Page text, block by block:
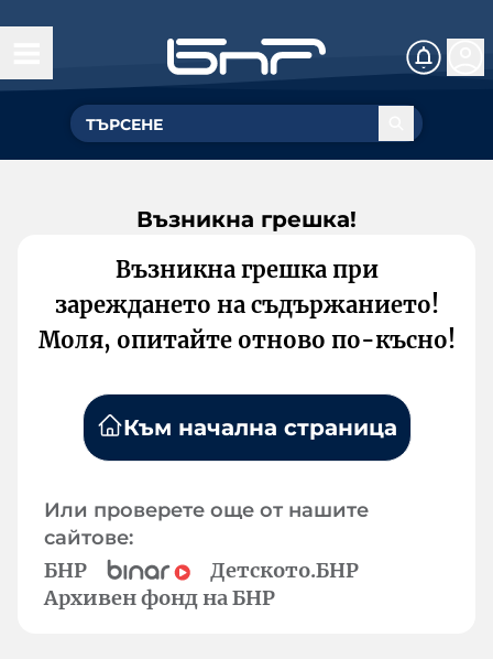
Възникна грешка!
Възникна грешка при
зареждането на съдържанието!
Моля, опитайте отново по-късно!
Към начална страница
Или проверете още от нашите
сайтове:
БНР
Детското.БНР
Архивен фонд на БНР